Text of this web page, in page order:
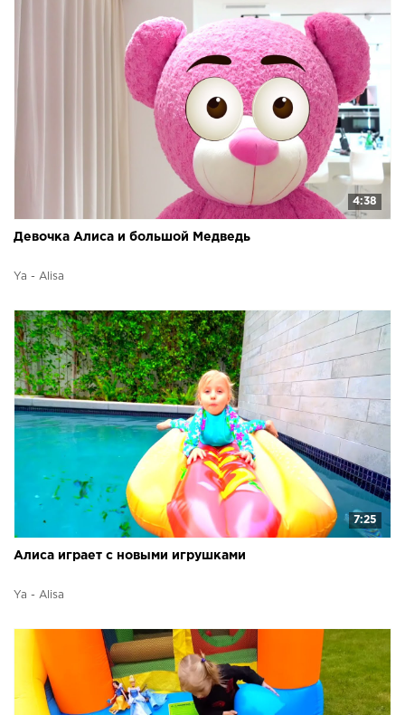
4:38
Девочка Алиса и большой Медведь
Ya - Alisa
7:25
Алиса играет с новыми игрушками
Ya - Alisa